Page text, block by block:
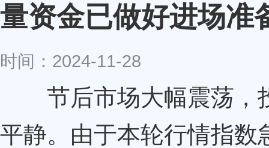
量资金已做好进场准
时间：2024-11-28
节后市场大幅震荡，
平静。由于本轮行情指数